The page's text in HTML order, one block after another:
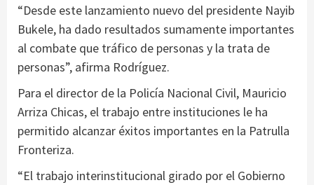
“Desde este lanzamiento nuevo del presidente Nayib
Bukele, ha dado resultados sumamente importantes
al combate que tráfico de personas y la trata de
personas”, afirma Rodríguez.
Para el director de la Policía Nacional Civil, Mauricio
Arriza Chicas, el trabajo entre instituciones le ha
permitido alcanzar éxitos importantes en la Patrulla
Fronteriza.
“El trabajo interinstitucional girado por el Gobierno